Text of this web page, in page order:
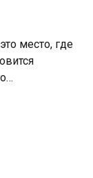
место, где